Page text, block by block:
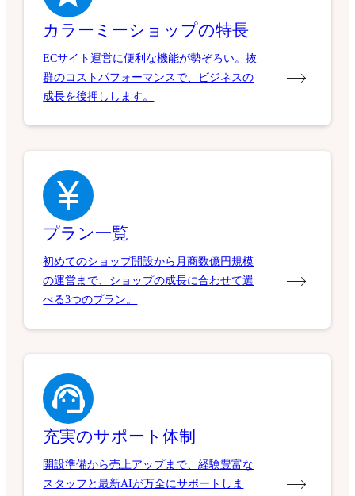
カラーミーショップの特長
ECサイト運営に便利な機能が勢ぞろい。抜
群のコストパフォーマンスで、ビジネスの
成長を後押しします。
プラン一覧
初めてのショップ開設から月商数億円規模
の運営まで、ショップの成長に合わせて選
べる3つのプラン。
充実のサポート体制
開設準備から売上アップまで、経験豊富な
スタッフと最新AIが万全にサポートしま